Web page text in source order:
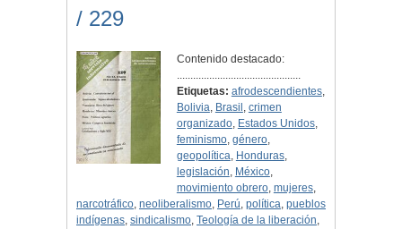
/ 229
Contenido destacado:
..............................................
Etiquetas: afrodescendientes,
Bolivia, Brasil , crimen
organizado, Estados Unidos,
feminismo, género,
geopolítica, Honduras,
legislación, México,
movimiento obrero, mujeres,
narcotráfico, neoliberalismo, Perú, política, pueblos
indígenas, sindicalismo, Teología de la liberación,